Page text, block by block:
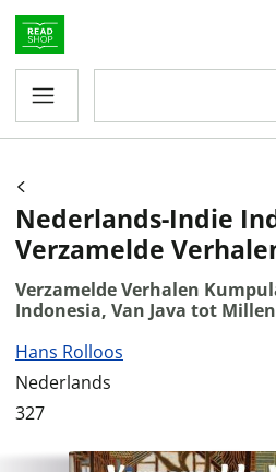
Nederlands-Indie
Verzamelde
Verzamelde Verhalen
Indonesia, Van Java tot
Hans Rolloos
Nederlands
327